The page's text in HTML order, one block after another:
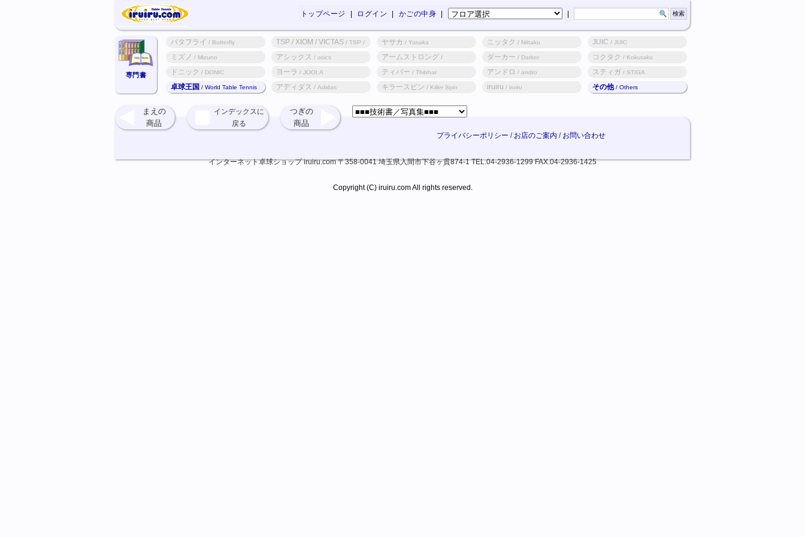
かごの中身
ログイン
トップページ
専門書
バタフライ/ Butterfly TSP / XIOM / VICTAS/ TSP /
XIOM / VICTAS
ヤサカ/ Yasaka ニッタク/ Nittaku JUIC/ JUIC
ミズノ/ Mizuno アシックス/ asics アームストロング/
Armstrong
ダーカー/ Darker コクタク/ Kokutaku
ドニック/ DONIC ヨーラ/ JOOLA ティバー/ Thibhar アンドロ/ andro スティガ/ STIGA
卓球王国/ World Table Tennis アディダス/ Adidas キラースピン/ Killer Spin iruiru/ iruiru その他/ Others
まえの
商品
インデックスに
戻る
つぎの
商品
プライバシーポリシー/お店のご案内/お問い合わせ
インターネット卓球ショップ iruiru.com〒358-0041 埼玉県入間市下谷ヶ貫874-1TEL.04-2936-1299 FAX.04-2936-1425
Copyright (C) iruiru.com All rights reserved.